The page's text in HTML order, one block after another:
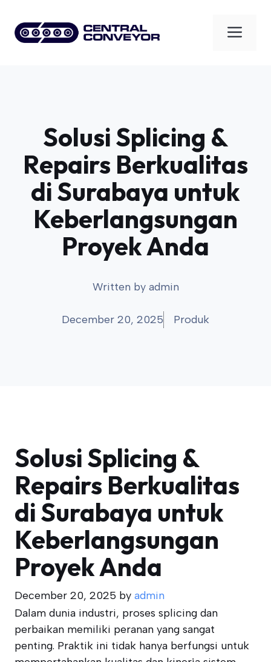
content
Solusi Splicing &
Repairs Berkualitas
di Surabaya untuk
Keberlangsungan
Proyek Anda
Written by admin
December 20, 2025 Produk
Solusi Splicing &
Repairs Berkualitas
di Surabaya untuk
Keberlangsungan
Proyek Anda
December 20, 2025 by admin
Dalam dunia industri, proses splicing dan
perbaikan memiliki peranan yang sangat
penting. Praktik ini tidak hanya berfungsi untuk